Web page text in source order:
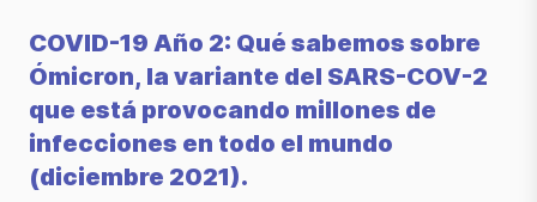
COVID-19 Año 2: Qué sabemos sobre
Ómicron, la variante del SARS-COV-2
que está provocando millones de
infecciones en todo el mundo
(diciembre 2021).